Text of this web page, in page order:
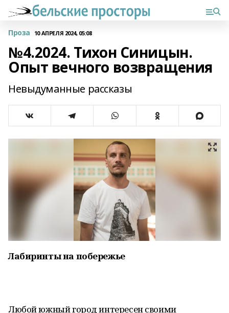
Проза 10 АПРЕЛЯ 2024, 05:08
№4.2024. Тихон Синицын.
Опыт вечного возвращения
Невыдуманные рассказы
Лабиринты на побережье
Любой южный город интересен своими